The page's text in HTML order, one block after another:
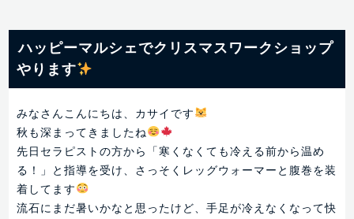
ハッピーマルシェでクリスマスワークショップ
やります
みなさんこんにちは、カサイです
秋も深まってきましたね
先日セラピストの方から「寒くなくても冷える前から温め
る！」と指導を受け、さっそくレッグウォーマーと腹巻を装
着してます
流石にまだ暑いかなと思ったけど、手足が冷えなくなって快